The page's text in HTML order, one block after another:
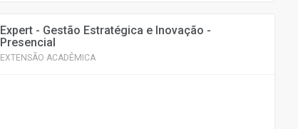
Expert - Gestão Estratégica e Inovação -
Presencial
EXTENSÃO ACADÊMICA